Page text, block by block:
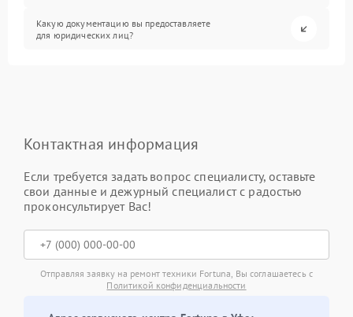
Какую документацию вы предоставляете
для юридических лиц?
Контактная информация
Если требуется задать вопрос специалисту, оставьте
свои данные и дежурный специалист с радостью
проконсультирует Вас!
Отправляя заявку на ремонт техники Fortuna, Вы соглашаетесь с
Политикой конфиденциальности